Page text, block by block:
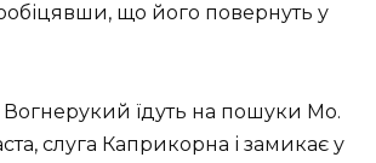
що його повернуть у
Вогнерукий їдуть на пошуки Мо.
слуга Каприкорна і замикає у